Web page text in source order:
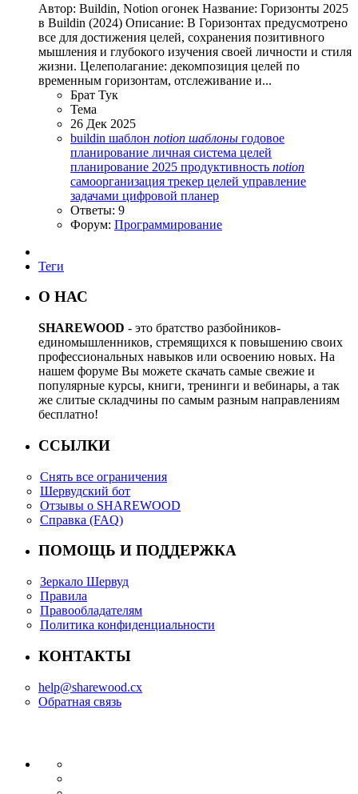
Автор: Buildin, Notion огонек Название: Горизонты 2025
в Buildin (2024) Описание: В Горизонтах предусмотрено
все для достижения целей, сохранения позитивного
мышления и глубокого изучения своей личности и стиля
жизни. Целеполагание: декомпозиция целей по
временным горизонтам, отслеживание и...
Брат Тук
Тема
26 Дек 2025
buildin шаблон notion шаблоны годовое
планирование личная система целей
планирование 2025 продуктивность notion
самоорганизация трекер целей управление
задачами цифровой планер
Ответы: 9
Форум: Программирование
Теги
О НАС
SHAREWOOD - это братство разбойников-
единомышленников, стремящихся к повышению своих
профессиональных навыков или освоению новых. На
нашем форуме Вы можете скачать самые свежие и
популярные курсы, книги, тренинги и вебинары, а так
же слитые складчины по самым разным направлениям
бесплатно!
ССЫЛКИ
Снять все ограничения
Шервудский бот
Отзывы о SHAREWOOD
Справка (FAQ)
ПОМОЩЬ И ПОДДЕРЖКА
Зеркало Шервуд
Правила
Правообладателям
Политика конфиденциальности
КОНТАКТЫ
help@sharewood.cx
Обратная связь